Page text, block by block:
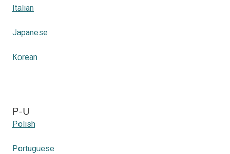
Italian
Japanese
Korean
P-U
Polish
Portuguese